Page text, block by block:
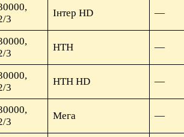
3
Інтер HD —
3
НТН —
3
НТН HD —
3
Мега —